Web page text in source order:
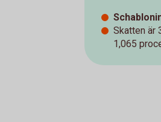
Skatten är
1,065